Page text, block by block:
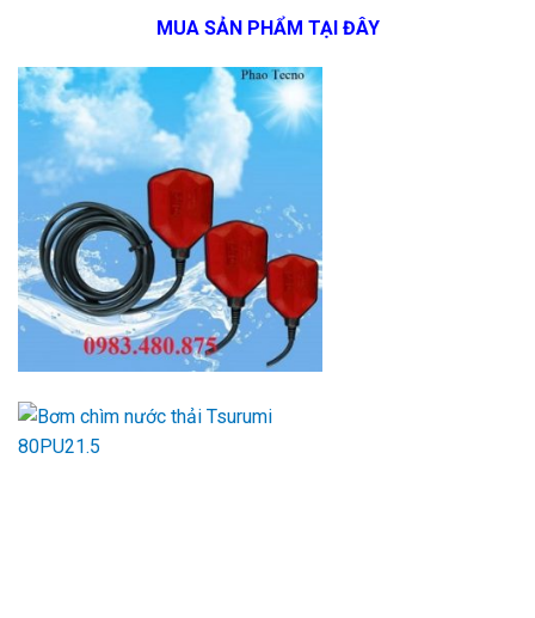
MUA SẢN PHẨM TẠI ĐÂY